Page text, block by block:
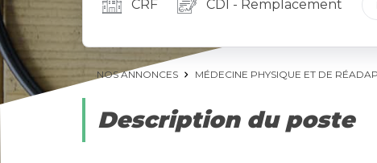
CRF CDI - Remplacement
NOS ANNONCES MÉDECINE PHYSIQUE ET DE
Description du poste